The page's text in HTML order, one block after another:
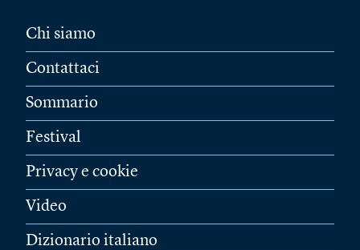
Chi siamo
Contattaci
Sommario
Festival
Privacy e cookie
Video
Dizionario italiano